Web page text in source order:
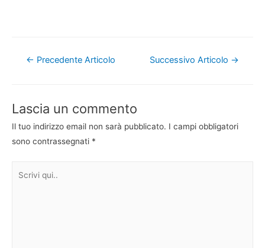
Navigazione
← Precedente Articolo Successivo Articolo →
Lascia un commento
Il tuo indirizzo email non sarà pubblicato. I campi obbligatori
sono contrassegnati *